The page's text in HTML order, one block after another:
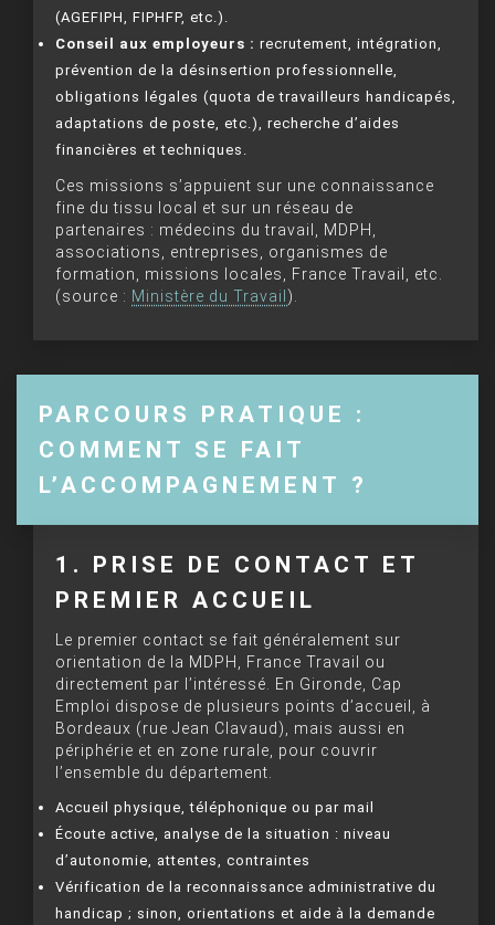
(AGEFIPH, FIPHFP, etc.).
Conseil aux employeurs : recrutement, intégration,
prévention de la désinsertion professionnelle,
obligations légales (quota de travailleurs handicapés,
adaptations de poste, etc.), recherche d’aides
financières et techniques.
Ces missions s’appuient sur une connaissance
fine du tissu local et sur un réseau de
partenaires : médecins du travail, MDPH,
associations, entreprises, organismes de
formation, missions locales, France Travail, etc.
(source : Ministère du Travail ).
PARCOURS PRATIQUE :
COMMENT SE FAIT
L’ACCOMPAGNEMENT ?
1. PRISE DE CONTACT ET
PREMIER ACCUEIL
Le premier contact se fait généralement sur
orientation de la MDPH, France Travail ou
directement par l’intéressé. En Gironde, Cap
Emploi dispose de plusieurs points d’accueil, à
Bordeaux (rue Jean Clavaud), mais aussi en
périphérie et en zone rurale, pour couvrir
l’ensemble du département.
Accueil physique, téléphonique ou par mail
Écoute active, analyse de la situation : niveau
d’autonomie, attentes, contraintes
Vérification de la reconnaissance administrative du
handicap ; sinon, orientations et aide à la demande